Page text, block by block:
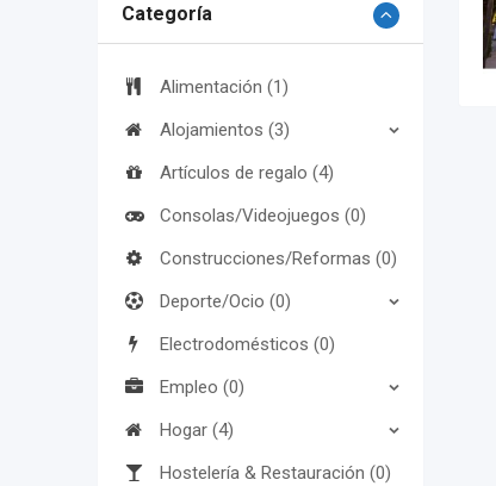
Categoría
Alimentación (1)
Alojamientos (3)
Artículos de regalo (4)
Consolas/Videojuegos (0)
Construcciones/Reformas (0)
Deporte/Ocio (0)
Electrodomésticos (0)
Empleo (0)
Hogar (4)
Hostelería & Restauración (0)